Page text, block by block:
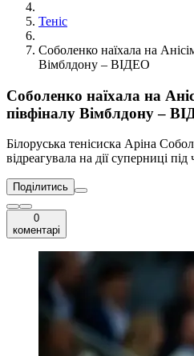
Теніс
Соболенко наїхала на
Вімблдону – ВІДЕО
Соболенко наїхала на
півфіналу Вімблдону –
Білоруська тенісиска Аріна
відреагувала на дії суперниці
Поділитись
0
коментарі